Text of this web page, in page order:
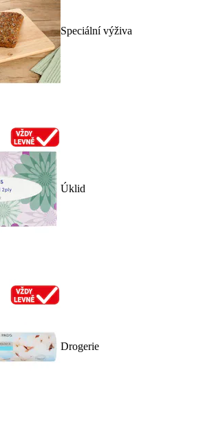
Speciální výživa
Úklid
Drogerie